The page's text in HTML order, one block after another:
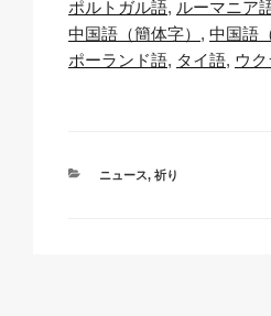
n
k
o
o
p
p
ポルトガル語 ルーマニア
中国語（簡体字）
中国語
ポーランド語 タイ語 ウ
カ
ニュース, 祈り